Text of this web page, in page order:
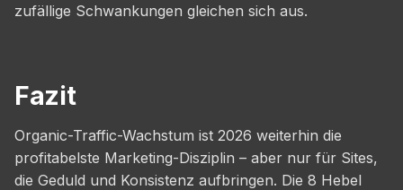
zufällige Schwankungen gleichen sich aus.
Fazit
Organic-Traffic-Wachstum ist 2026 weiterhin die
profitabelste Marketing-Disziplin – aber nur für Sites,
die Geduld und Konsistenz aufbringen. Die 8 Hebel